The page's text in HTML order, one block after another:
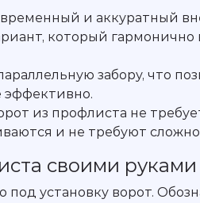
и аккуратный
который
забору, что
эффективно.
из профлиста не
и не требуют
своими руками
установку ворот.